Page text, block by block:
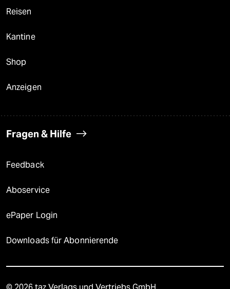
Reisen
Kantine
Shop
Anzeigen
Fragen & Hilfe
Feedback
Aboservice
ePaper Login
Downloads für Abonnierende